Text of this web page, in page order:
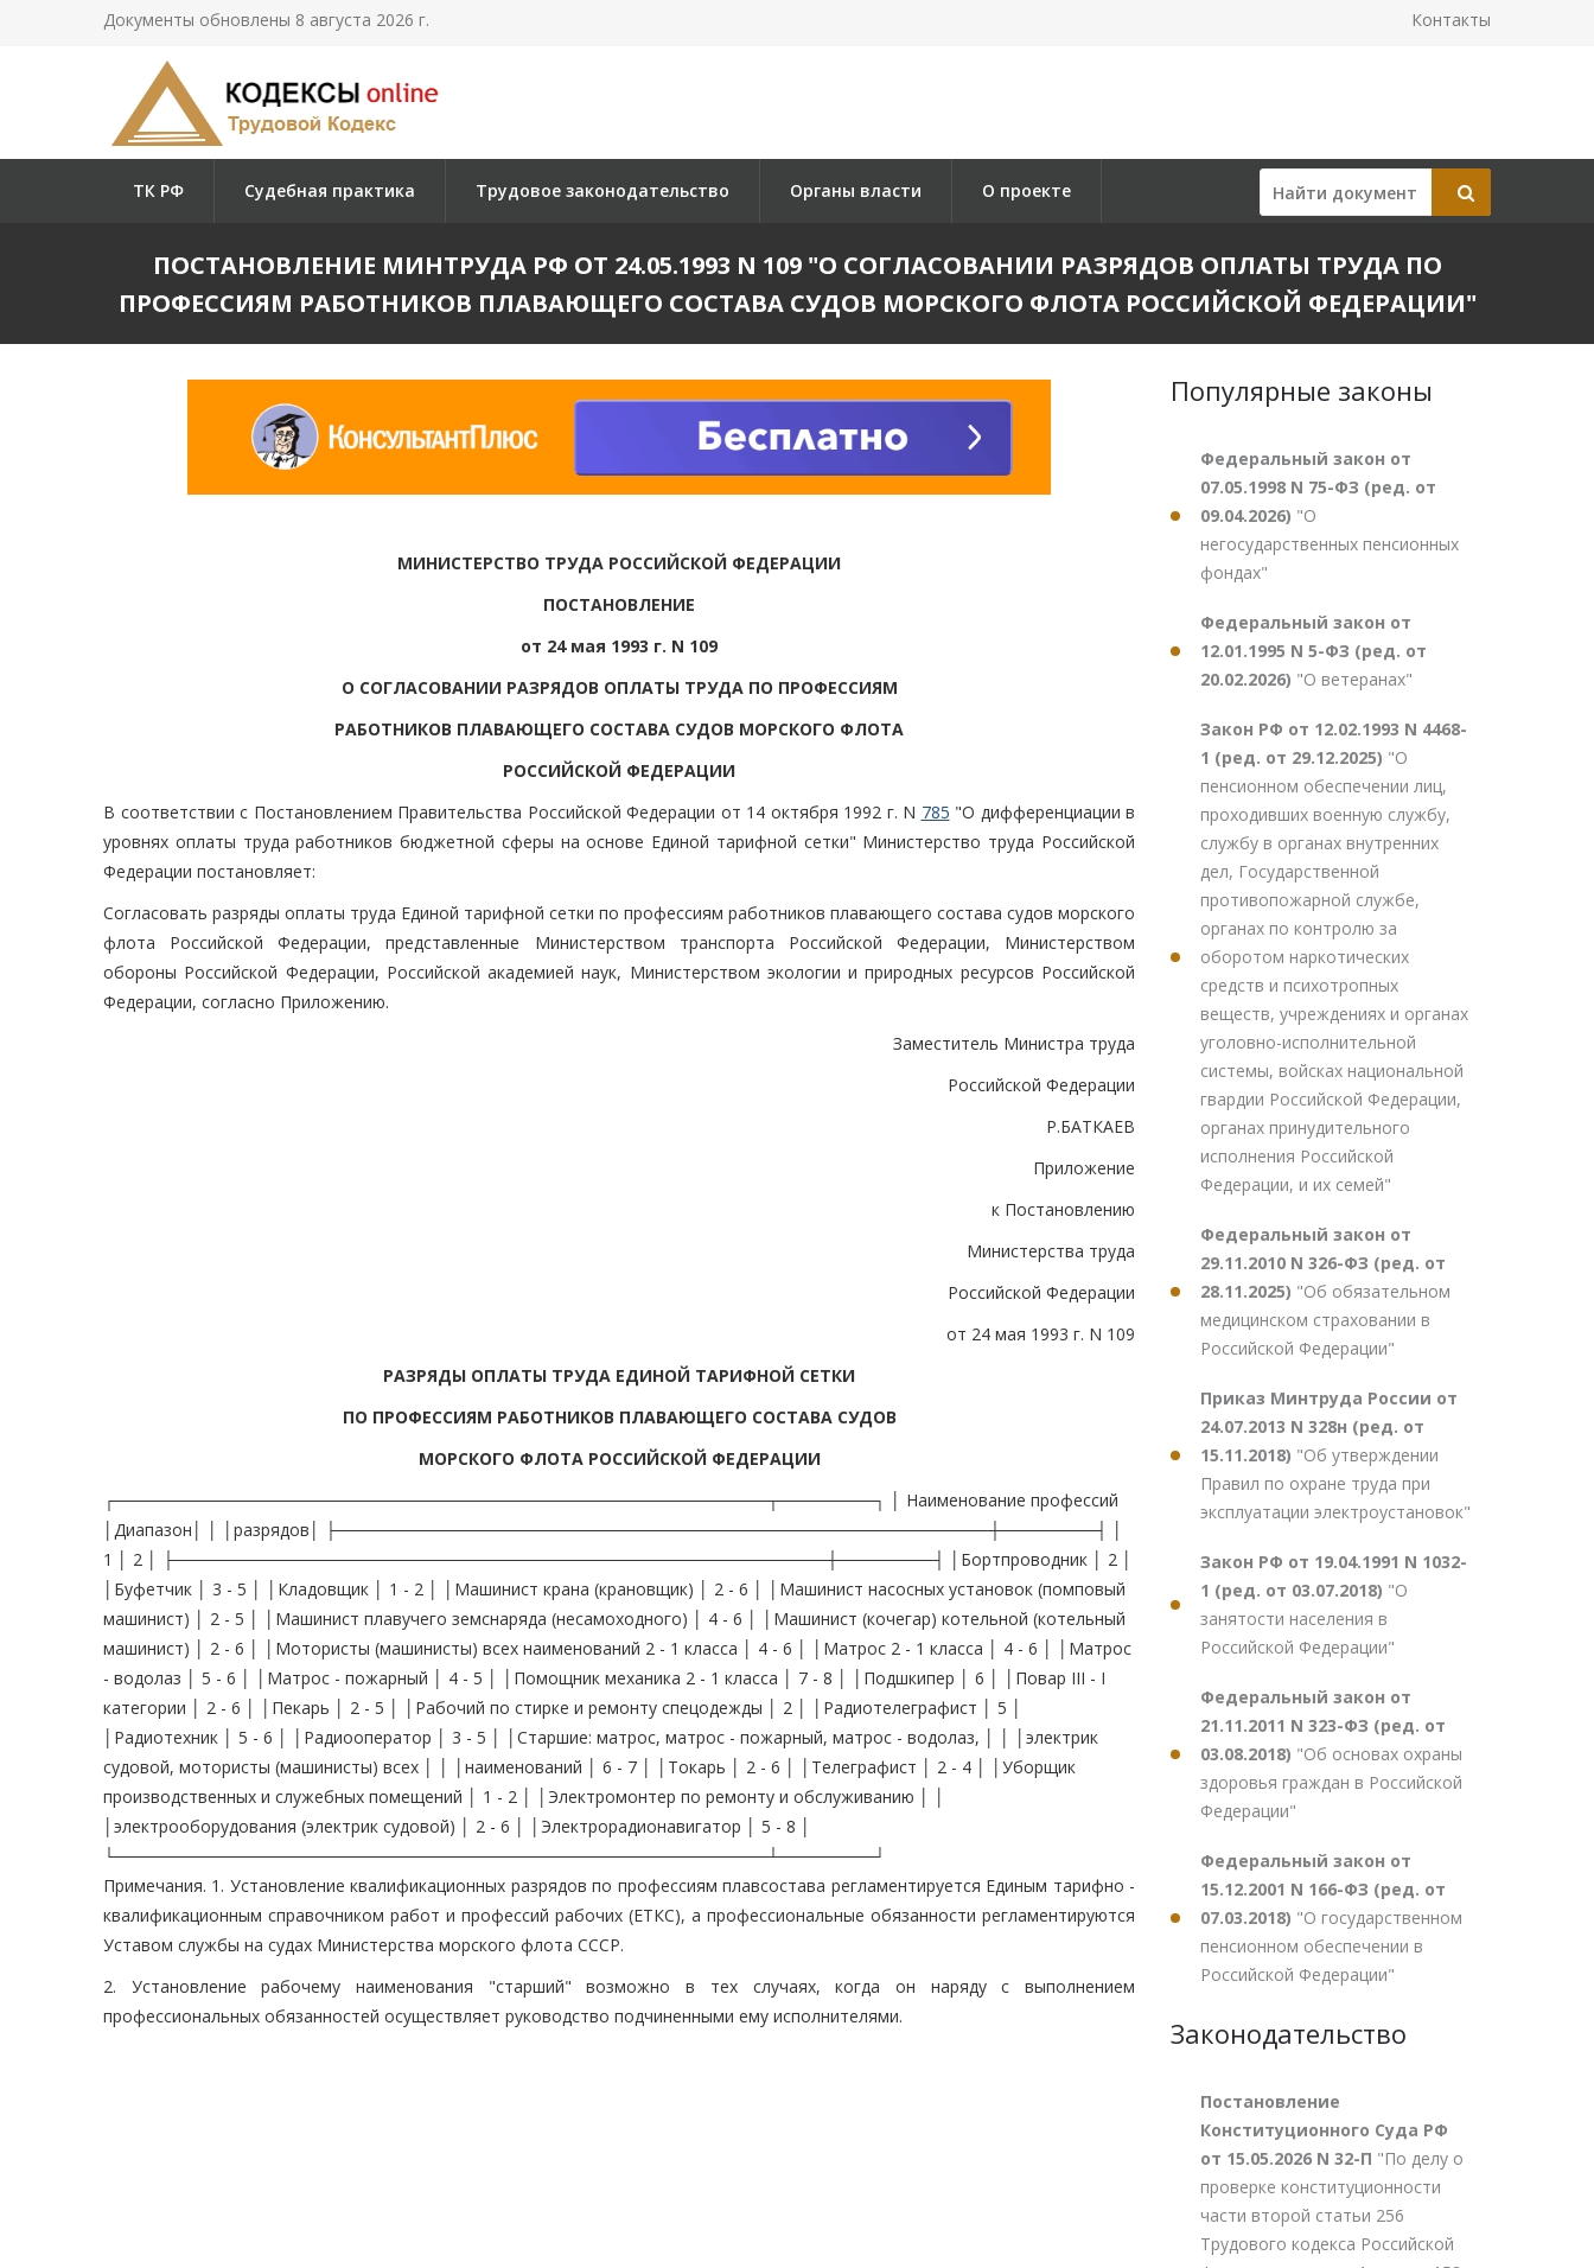
Документы обновлены 8 августа 2026 г. Контакты
ТК РФ Судебная практика Трудовое законодательство Органы власти О проекте
ПОСТАНОВЛЕНИЕ МИНТРУДА РФ ОТ 24.05.1993 N 109 "О СОГЛАСОВАНИИ РАЗРЯДОВ ОПЛАТЫ ТРУДА ПО
ПРОФЕССИЯМ РАБОТНИКОВ ПЛАВАЮЩЕГО СОСТАВА СУДОВ МОРСКОГО ФЛОТА РОССИЙСКОЙ ФЕДЕРАЦИИ"
МИНИСТЕРСТВО ТРУДА РОССИЙСКОЙ ФЕДЕРАЦИИ
ПОСТАНОВЛЕНИЕ
от 24 мая 1993 г. N 109
О СОГЛАСОВАНИИ РАЗРЯДОВ ОПЛАТЫ ТРУДА ПО ПРОФЕССИЯМ
РАБОТНИКОВ ПЛАВАЮЩЕГО СОСТАВА СУДОВ МОРСКОГО ФЛОТА
РОССИЙСКОЙ ФЕДЕРАЦИИ
В соответствии с Постановлением Правительства Российской Федерации от 14 октября 1992 г. N 785 "О дифференциации в
уровнях оплаты труда работников бюджетной сферы на основе Единой тарифной сетки" Министерство труда Российской
Федерации постановляет:
Согласовать разряды оплаты труда Единой тарифной сетки по профессиям работников плавающего состава судов морского
флота Российской Федерации, представленные Министерством транспорта Российской Федерации, Министерством
обороны Российской Федерации, Российской академией наук, Министерством экологии и природных ресурсов Российской
Федерации, согласно Приложению.
Заместитель Министра труда
Российской Федерации
Р.БАТКАЕВ
Приложение
к Постановлению
Министерства труда
Российской Федерации
от 24 мая 1993 г. N 109
РАЗРЯДЫ ОПЛАТЫ ТРУДА ЕДИНОЙ ТАРИФНОЙ СЕТКИ
ПО ПРОФЕССИЯМ РАБОТНИКОВ ПЛАВАЮЩЕГО СОСТАВА СУДОВ
МОРСКОГО ФЛОТА РОССИЙСКОЙ ФЕДЕРАЦИИ
┌───────────────────────────────────────────────────────┬────────┐ │ Наименование профессий
│Диапазон│ │ │разрядов│ ├───────────────────────────────────────────────────────┼────────┤ │
1 │ 2 │ ├───────────────────────────────────────────────────────┼────────┤ │Бортпроводник │ 2 │
│Буфетчик │ 3 - 5 │ │Кладовщик │ 1 - 2 │ │Машинист крана (крановщик) │ 2 - 6 │ │Машинист насосных установок (помповый
машинист) │ 2 - 5 │ │Машинист плавучего земснаряда (несамоходного) │ 4 - 6 │ │Машинист (кочегар) котельной (котельный
машинист) │ 2 - 6 │ │Мотористы (машинисты) всех наименований 2 - 1 класса │ 4 - 6 │ │Матрос 2 - 1 класса │ 4 - 6 │ │Матрос
- водолаз │ 5 - 6 │ │Матрос - пожарный │ 4 - 5 │ │Помощник механика 2 - 1 класса │ 7 - 8 │ │Подшкипер │ 6 │ │Повар III - I
категории │ 2 - 6 │ │Пекарь │ 2 - 5 │ │Рабочий по стирке и ремонту спецодежды │ 2 │ │Радиотелеграфист │ 5 │
│Радиотехник │ 5 - 6 │ │Радиооператор │ 3 - 5 │ │Старшие: матрос, матрос - пожарный, матрос - водолаз, │ │ │электрик
судовой, мотористы (машинисты) всех │ │ │наименований │ 6 - 7 │ │Токарь │ 2 - 6 │ │Телеграфист │ 2 - 4 │ │Уборщик
производственных и служебных помещений │ 1 - 2 │ │Электромонтер по ремонту и обслуживанию │ │
│электрооборудования (электрик судовой) │ 2 - 6 │ │Электрорадионавигатор │ 5 - 8 │
└───────────────────────────────────────────────────────┴────────┘
Примечания. 1. Установление квалификационных разрядов по профессиям плавсостава регламентируется Единым тарифно -
квалификационным справочником работ и профессий рабочих (ЕТКС), а профессиональные обязанности регламентируются
Уставом службы на судах Министерства морского флота СССР.
2. Установление рабочему наименования "старший" возможно в тех случаях, когда он наряду с выполнением
профессиональных обязанностей осуществляет руководство подчиненными ему исполнителями.
Популярные законы
Федеральный закон от
07.05.1998 N 75-ФЗ (ред. от
09.04.2026) "О
негосударственных пенсионных
фондах"
Федеральный закон от
12.01.1995 N 5-ФЗ (ред. от
20.02.2026) "О ветеранах"
Закон РФ от 12.02.1993 N 4468-
1 (ред. от 29.12.2025) "О
пенсионном обеспечении лиц,
проходивших военную службу,
службу в органах внутренних
дел, Государственной
противопожарной службе,
органах по контролю за
оборотом наркотических
средств и психотропных
веществ, учреждениях и органах
уголовно-исполнительной
системы, войсках национальной
гвардии Российской Федерации,
органах принудительного
исполнения Российской
Федерации, и их семей"
Федеральный закон от
29.11.2010 N 326-ФЗ (ред. от
28.11.2025) "Об обязательном
медицинском страховании в
Российской Федерации"
Приказ Минтруда России от
24.07.2013 N 328н (ред. от
15.11.2018) "Об утверждении
Правил по охране труда при
эксплуатации электроустановок"
Закон РФ от 19.04.1991 N 1032-
1 (ред. от 03.07.2018) "О
занятости населения в
Российской Федерации"
Федеральный закон от
21.11.2011 N 323-ФЗ (ред. от
03.08.2018) "Об основах охраны
здоровья граждан в Российской
Федерации"
Федеральный закон от
15.12.2001 N 166-ФЗ (ред. от
07.03.2018) "О государственном
пенсионном обеспечении в
Российской Федерации"
Законодательство
Постановление
Конституционного Суда РФ
от 15.05.2026 N 32-П "По делу о
проверке конституционности
части второй статьи 256
Трудового кодекса Российской